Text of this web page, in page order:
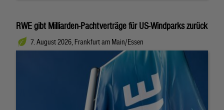
RWE gibt Milliarden-Pachtverträge für US-Windparks zurück
7. August 2026, Frankfurt am Main/Essen